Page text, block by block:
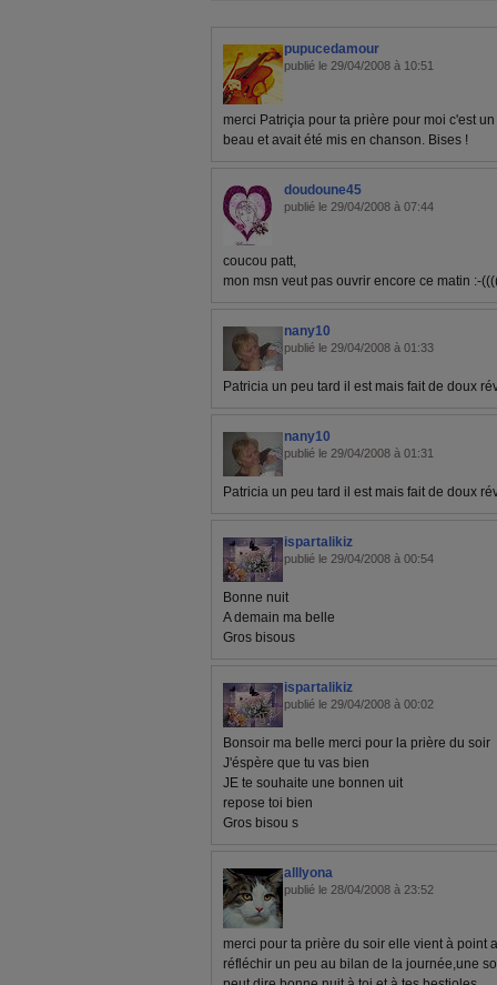
pupucedamour
publié le 29/04/2008 à 10:51
merci Patriçia pour ta prière pour moi c'est
beau et avait été mis en chanson. Bises !
doudoune45
publié le 29/04/2008 à 07:44
coucou patt,
mon msn veut pas ouvrir encore ce matin :-
nany10
publié le 29/04/2008 à 01:33
Patricia un peu tard il est mais fait de doux
nany10
publié le 29/04/2008 à 01:31
Patricia un peu tard il est mais fait de doux
ispartalikiz
publié le 29/04/2008 à 00:54
Bonne nuit
A demain ma belle
Gros bisous
ispartalikiz
publié le 29/04/2008 à 00:02
Bonsoir ma belle merci pour la prière du soir
J'éspère que tu vas bien
JE te souhaite une bonnen uit
repose toi bien
Gros bisou s
alllyona
publié le 28/04/2008 à 23:52
merci pour ta prière du soir elle vient à point
réfléchir un peu au bilan de la journée,une